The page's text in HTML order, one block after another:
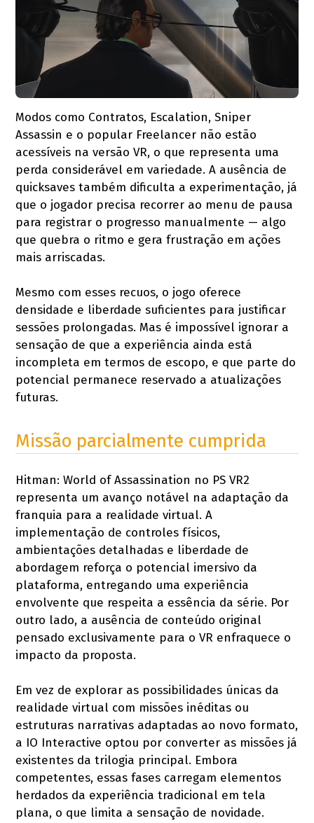
Modos como Contratos, Escalation, Sniper
Assassin e o popular Freelancer não estão
acessíveis na versão VR, o que representa uma
perda considerável em variedade. A ausência de
quicksaves também dificulta a experimentação, já
que o jogador precisa recorrer ao menu de pausa
para registrar o progresso manualmente — algo
que quebra o ritmo e gera frustração em ações
mais arriscadas.
Mesmo com esses recuos, o jogo oferece
densidade e liberdade suficientes para justificar
sessões prolongadas. Mas é impossível ignorar a
sensação de que a experiência ainda está
incompleta em termos de escopo, e que parte do
potencial permanece reservado a atualizações
futuras.
Missão parcialmente cumprida
Hitman: World of Assassination no PS VR2
representa um avanço notável na adaptação da
franquia para a realidade virtual. A
implementação de controles físicos,
ambientações detalhadas e liberdade de
abordagem reforça o potencial imersivo da
plataforma, entregando uma experiência
envolvente que respeita a essência da série. Por
outro lado, a ausência de conteúdo original
pensado exclusivamente para o VR enfraquece o
impacto da proposta.
Em vez de explorar as possibilidades únicas da
realidade virtual com missões inéditas ou
estruturas narrativas adaptadas ao novo formato,
a IO Interactive optou por converter as missões já
existentes da trilogia principal. Embora
competentes, essas fases carregam elementos
herdados da experiência tradicional em tela
plana, o que limita a sensação de novidade.